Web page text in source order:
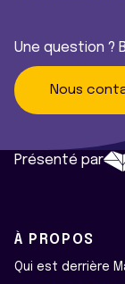
Une question ?
Nous
Présenté par
À PROPOS
Qui est derrière